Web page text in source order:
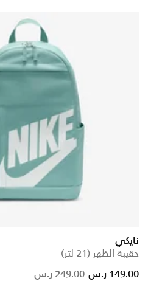
نايكي
حقيبة الظهر (21 لتر)
Price
249.00 ر.س to
149.00 ر.س